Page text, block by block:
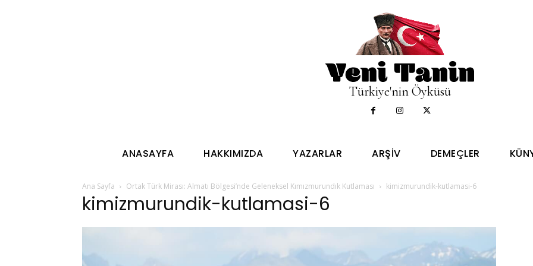
Türkiye'nin Öyküsü
ANASAYFA HAKKIMIZDA YAZARLAR ARŞIV DEMEÇLER
Ana Sayfa Ortak Türk Mirası: Almatı Bölgesi’nde Geleneksel Kımızmurundık Kutlaması kimizmurundik-kutlamasi-6
kimizmurundik-kutlamasi-6